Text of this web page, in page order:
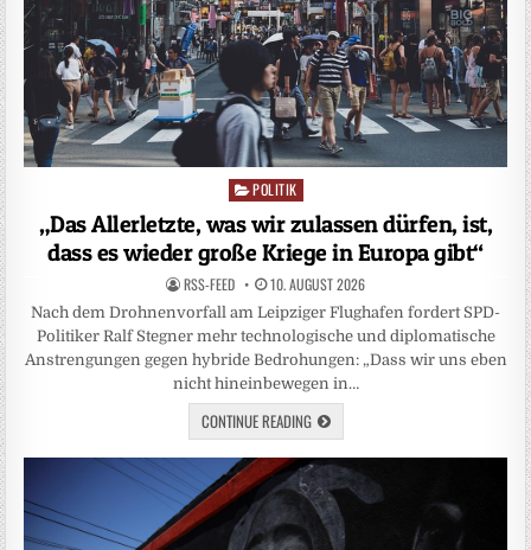
Posted
POLITIK
„Das Allerletzte, was wir zulassen dürfen, ist,
dass es wieder große Kriege in Europa gibt“
RSS-FEED 10. AUGUST 2026
Nach dem Drohnenvorfall am Leipziger Flughafen fordert SPD-
Politiker Ralf Stegner mehr technologische und diplomatische
Anstrengungen gegen hybride Bedrohungen: „Dass wir uns eben
nicht hineinbewegen in…
CONTINUE READING